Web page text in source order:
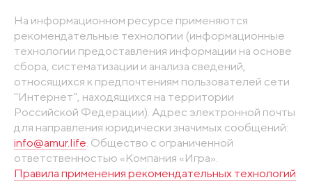
На информационном ресурсе применяются
рекомендательные технологии (информационные
технологии предоставления информации на основе
сбора, систематизации и анализа сведений,
относящихся к предпочтениям пользователей сети
"Интернет", находящихся на территории
Российской Федерации). Адрес электронной почты
для направления юридически значимых сообщений:
info@amur.life. Общество с ограниченной
ответственностью «Компания «Игра».
Правила применения рекомендательных технологий